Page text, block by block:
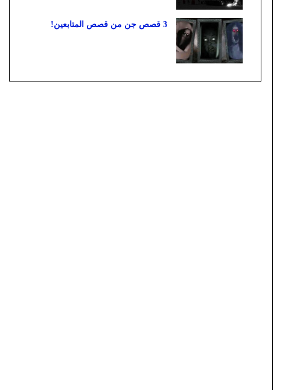
3 قصص جن من قصص المتابعين!